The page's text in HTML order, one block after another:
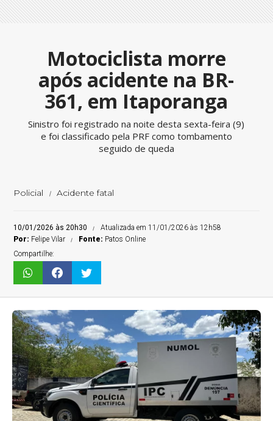
Motociclista morre
após acidente na BR-
361, em Itaporanga
Sinistro foi registrado na noite desta sexta-feira (9)
e foi classificado pela PRF como tombamento
seguido de queda
Policial Acidente fatal
10/01/2026 às 20h30
Atualizada em 11/01/2026 às 12h58
Por: Felipe Vilar Fonte: Patos Online
Compartilhe: